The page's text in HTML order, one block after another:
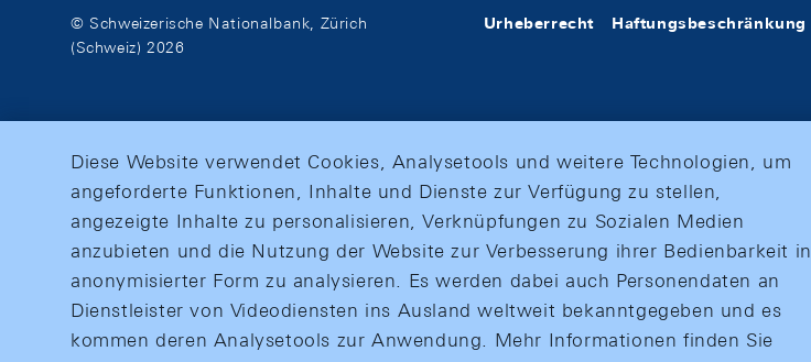
© Schweizerische Nationalbank, Zürich
(Schweiz) 2026
Urheberrecht Haftungsbeschränkung
Diese Website verwendet Cookies, Analysetools und weitere Technologien, um
angeforderte Funktionen, Inhalte und Dienste zur Verfügung zu stellen,
angezeigte Inhalte zu personalisieren, Verknüpfungen zu Sozialen Medien
anzubieten und die Nutzung der Website zur Verbesserung ihrer Bedienbarkeit in
anonymisierter Form zu analysieren. Es werden dabei auch Personendaten an
Dienstleister von Videodiensten ins Ausland weltweit bekanntgegeben und es
kommen deren Analysetools zur Anwendung. Mehr Informationen finden Sie